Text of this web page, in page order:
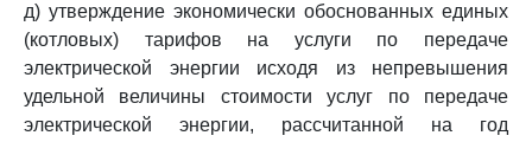
д) утверждение экономически обоснованных единых
(котловых) тарифов на услуги по передаче
электрической энергии исходя из непревышения
удельной величины стоимости услуг по передаче
электрической энергии, рассчитанной на год